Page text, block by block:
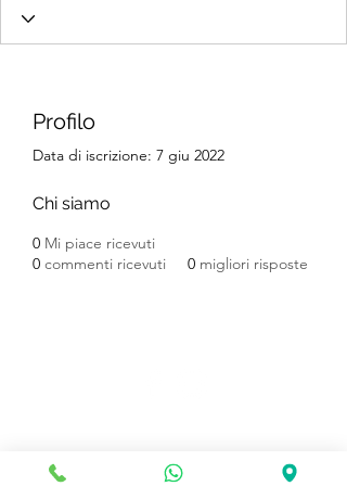
Profilo
Data di iscrizione: 7 giu 2022
Chi siamo
0 Mi piace ricevuti
0 commenti ricevuti 0 migliori risposte
Aiuti di stato